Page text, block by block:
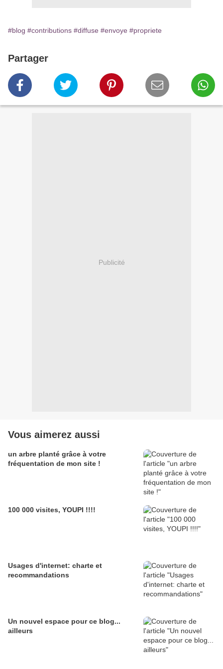
#blog #contributions #diffuse #envoye #propriete
Partager
Publicité
Vous aimerez aussi
un arbre planté grâce à votre
fréquentation de mon site !
100 000 visites, YOUPI !!!!
Usages d'internet: charte et
recommandations
Un nouvel espace pour ce blog...
ailleurs